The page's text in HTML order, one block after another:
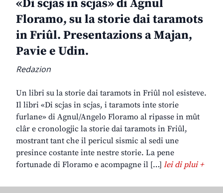
«Di scjas in scjas» di Agnul
Floramo, su la storie dai taramots
in Friûl. Presentazions a Majan,
Pavie e Udin.
Redazion
Un libri su la storie dai taramots in Friûl nol esisteve.
Il libri «Di scjas in scjas, i taramots inte storie
furlane» di Agnul/Angelo Floramo al ripasse in mût
clâr e cronologjic la storie dai taramots in Friûl,
mostrant tant che il pericul sismic al sedi une
presince costante inte nestre storie. La pene
fortunade di Floramo e acompagne il […] lei di plui +